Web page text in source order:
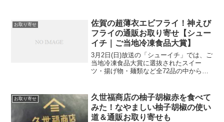
お取り寄せ
佐賀の超薄衣エビフライ！神えび
フライの通販お取り寄せ【シュー
イチ｜ご当地冷凍食品大賞】
3月2日(日)放送の「シューイチ」では、ご
当地冷凍食品大賞に選抜されたスイー
ツ・揚げ物・麺類など全72品の中から審
賞に選ばれた、佐賀県のEBI研究所「神え
びフライ」の通販...
お取り寄せ
久世福商店の柚子胡椒赤を食べて
みた！なやましい柚子胡椒の使い
道＆通販お取り寄せも